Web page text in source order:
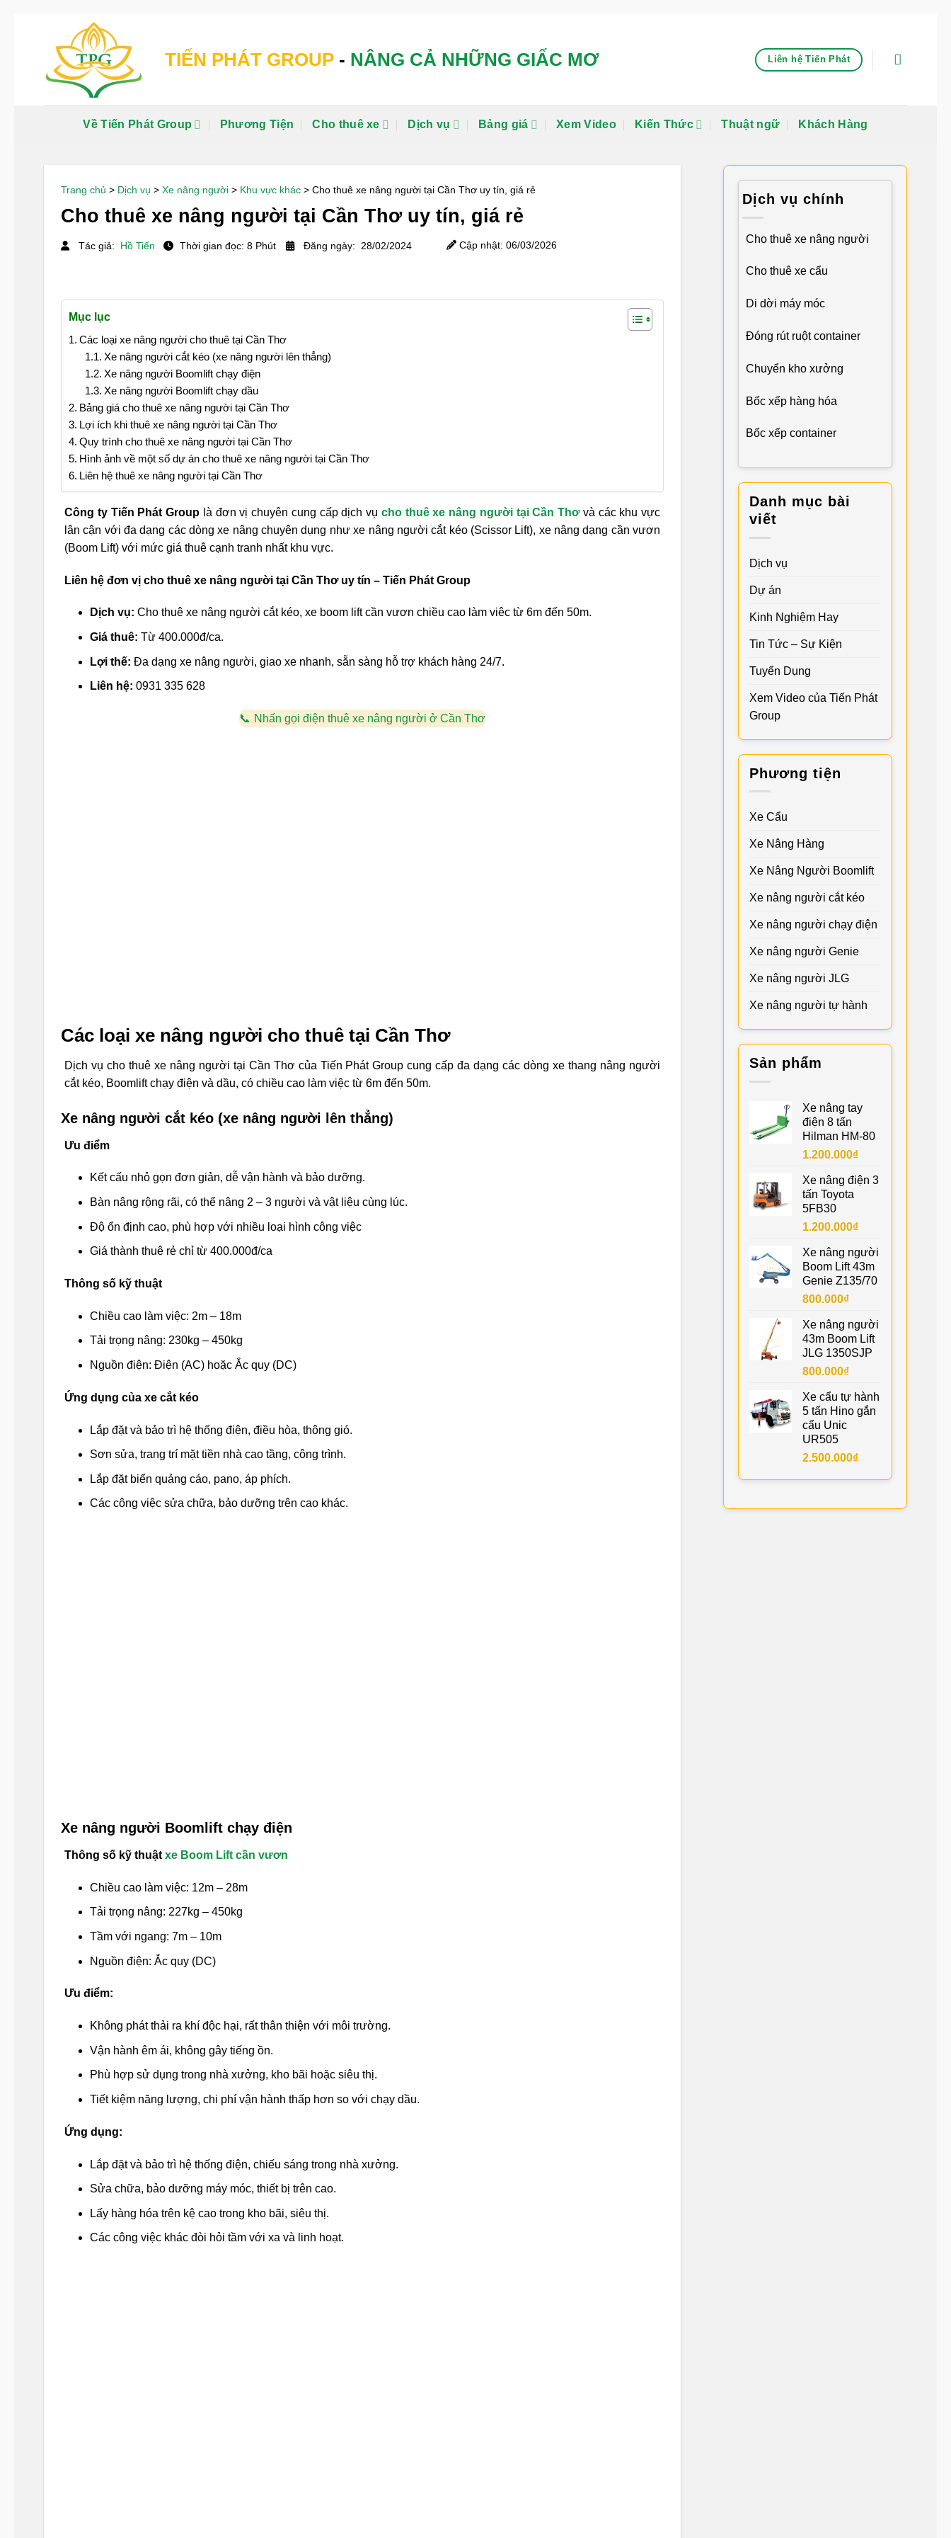
TIẾN PHÁT GROUP - NÂNG CẢ NHỮNG GIẤC MƠ Liên hệ Tiến Phát
Về Tiến Phát Group Phương Tiện Cho thuê xe Dịch vụ Bảng giá Xem Video Kiến Thức Thuật ngữ Khách Hàng
Trang chủ > Dịch vụ > Xe nâng người > Khu vực khác > Cho thuê xe nâng người tại Cần Thơ uy tín, giá rẻ
Cho thuê xe nâng người tại Cần Thơ uy tín, giá rẻ
Tác giả: Hồ Tiến Thời gian đọc: 8 Phút Đăng ngày: 28/02/2024 Cập nhật: 06/03/2026
Mục lục
Các loại xe nâng người cho thuê tại Cần Thơ
Xe nâng người cắt kéo (xe nâng người lên thẳng)
Xe nâng người Boomlift chạy điện
Xe nâng người Boomlift chạy dầu
Bảng giá cho thuê xe nâng người tại Cần Thơ
Lợi ích khi thuê xe nâng người tại Cần Thơ
Quy trình cho thuê xe nâng người tại Cần Thơ
Hình ảnh về một số dự án cho thuê xe nâng người tại Cần Thơ
Liên hệ thuê xe nâng người tại Cần Thơ
Công ty Tiến Phát Group là đơn vị chuyên cung cấp dịch vụ cho thuê xe nâng người tại Cần Thơvà các khu vực
lân cận với đa dạng các dòng xe nâng chuyên dụng như xe nâng người cắt kéo (Scissor Lift), xe nâng dạng cần vươn
(Boom Lift) với mức giá thuê cạnh tranh nhất khu vực.
Liên hệ đơn vị cho thuê xe nâng người tại Cần Thơ uy tín – Tiến Phát Group
Dịch vụ: Cho thuê xe nâng người cắt kéo, xe boom lift cần vươn chiều cao làm viêc từ 6m đến 50m.
Giá thuê: Từ 400.000đ/ca.
Lợi thế: Đa dạng xe nâng người, giao xe nhanh, sẵn sàng hỗ trợ khách hàng 24/7.
Liên hệ: 0931 335 628
Nhấn gọi điện thuê xe nâng người ở Cần Thơ
Các loại xe nâng người cho thuê tại Cần Thơ
Dịch vụ cho thuê xe nâng người tại Cần Thơ của Tiến Phát Group cung cấp đa dạng các dòng xe thang nâng người
cắt kéo, Boomlift chạy điện và dầu, có chiều cao làm việc từ 6m đến 50m.
Xe nâng người cắt kéo (xe nâng người lên thẳng)
Ưu điểm
Kết cấu nhỏ gọn đơn giản, dễ vận hành và bảo dưỡng.
Bàn nâng rộng rãi, có thể nâng 2 – 3 người và vật liệu cùng lúc.
Độ ổn định cao, phù hợp với nhiều loại hình công việc
Giá thành thuê rẻ chỉ từ 400.000đ/ca
Thông số kỹ thuật
Chiều cao làm việc: 2m – 18m
Tải trọng nâng: 230kg – 450kg
Nguồn điện: Điện (AC) hoặc Ắc quy (DC)
Ứng dụng của xe cắt kéo
Lắp đặt và bảo trì hệ thống điện, điều hòa, thông gió.
Sơn sửa, trang trí mặt tiền nhà cao tầng, công trình.
Lắp đặt biển quảng cáo, pano, áp phích.
Các công việc sửa chữa, bảo dưỡng trên cao khác.
Xe nâng người Boomlift chạy điện
Thông số kỹ thuật xe Boom Lift cần vươn
Chiều cao làm việc: 12m – 28m
Tải trọng nâng: 227kg – 450kg
Tầm với ngang: 7m – 10m
Nguồn điện: Ắc quy (DC)
Ưu điểm:
Không phát thải ra khí độc hại, rất thân thiện với môi trường.
Vận hành êm ái, không gây tiếng ồn.
Phù hợp sử dụng trong nhà xưởng, kho bãi hoặc siêu thị.
Tiết kiệm năng lượng, chi phí vận hành thấp hơn so với chạy dầu.
Ứng dụng:
Lắp đặt và bảo trì hệ thống điện, chiếu sáng trong nhà xưởng.
Sửa chữa, bảo dưỡng máy móc, thiết bị trên cao.
Lấy hàng hóa trên kệ cao trong kho bãi, siêu thị.
Các công việc khác đòi hỏi tầm với xa và linh hoạt.
Dịch vụ chính
Cho thuê xe nâng người
Cho thuê xe cẩu
Di dời máy móc
Đóng rút ruột container
Chuyển kho xưởng
Bốc xếp hàng hóa
Bốc xếp container
Danh mục bài
viết
Dịch vụ
Dự án
Kinh Nghiệm Hay
Tin Tức – Sự Kiện
Tuyển Dụng
Xem Video của Tiến Phát
Group
Phương tiện
Xe Cẩu
Xe Nâng Hàng
Xe Nâng Người Boomlift
Xe nâng người cắt kéo
Xe nâng người chạy điện
Xe nâng người Genie
Xe nâng người JLG
Xe nâng người tự hành
Sản phẩm
Xe nâng tay
điện 8 tấn
Hilman HM-80
1.200.000₫
Xe nâng điện 3
tấn Toyota
5FB30
1.200.000₫
Xe nâng người
Boom Lift 43m
Genie Z135/70
800.000₫
Xe nâng người
43m Boom Lift
JLG 1350SJP
800.000₫
Xe cẩu tự hành
5 tấn Hino gắn
cẩu Unic
UR505
2.500.000₫